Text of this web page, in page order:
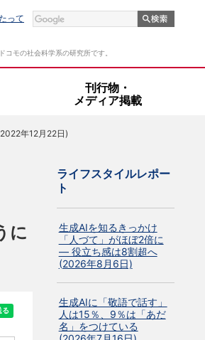
って
モの社会科学系の研究所です。
刊行物・
メディア掲載
年12月22日)
に
ライフスタイルレポー
ト
生成AIを知るきっかけ
「人づて」がほぼ2倍に
― 役立ち感は8割超へ
(2026年8月6日)
生成AIに「敬語で話す」
人は15％、9％は「あだ
名」をつけている